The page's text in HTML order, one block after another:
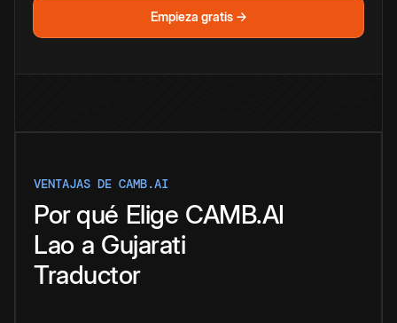
Empieza gratis →
VENTAJAS DE CAMB.AI
Por qué Elige CAMB.AI
Lao a Gujarati
Traductor